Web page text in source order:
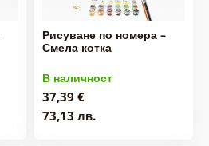
Рисуване по номера –
Смела котка
В наличност
37,39 €
73,13 лв.